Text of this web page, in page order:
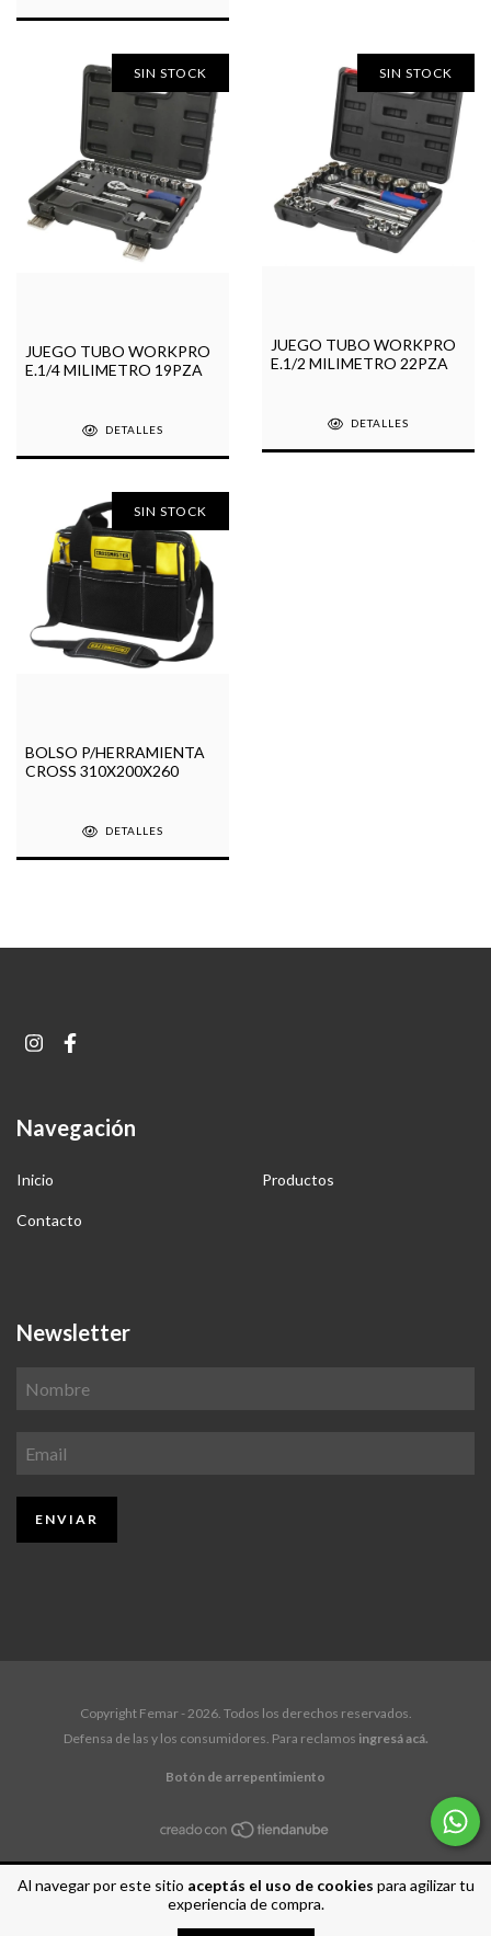
Al navegar por este sitio aceptás el uso de cookies para agilizar tu
experiencia de compra.
SIN STOCK
JUEGO TUBO WORKPRO
E.1/4 MILIMETRO 19PZA
DETALLES
SIN STOCK
JUEGO TUBO WORKPRO
E.1/2 MILIMETRO 22PZA
DETALLES
SIN STOCK
BOLSO P/HERRAMIENTA
CROSS 310X200X260
DETALLES
Navegación
Inicio Productos
Contacto
Newsletter
Copyright Femar - 2026. Todos los derechos reservados.
Defensa de las y los consumidores. Para reclamos ingresá acá.
Botón de arrepentimiento